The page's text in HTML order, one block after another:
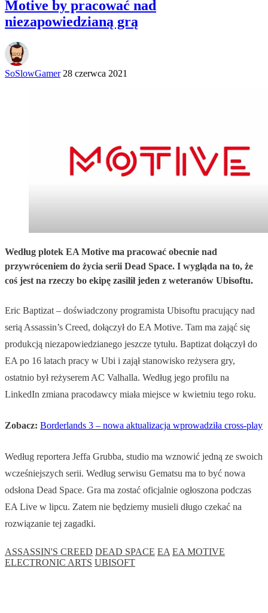
Motive by pracować nad
niezapowiedzianą grą
SoSlowGamer 28 czerwca 2021
Według plotek EA Motive ma pracować obecnie nad
przywróceniem do życia serii Dead Space. I wygląda na to, że
coś jest na rzeczy bo ekipę zasilił jeden z weteranów Ubisoftu.
Eric Baptizat – doświadczony programista Ubisoftu pracujący nad
serią Assassin’s Creed, dołączył do EA Motive. Tam ma zająć się
produkcją niezapowiedzianego jeszcze tytułu. Baptizat dołączył do
EA po 16 latach pracy w Ubi i zajął stanowisko reżysera gry,
ostatnio był reżyserem AC Valhalla. Według jego profilu na
LinkedIn zmiana pracodawcy miała miejsce w kwietniu tego roku.
Zobacz: Borderlands 3 – nowa aktualizacja wprowadziła cross-play
Według reportera Jeffa Grubba, studio ma wznowić jedną ze swoich
wcześniejszych serii. Według serwisu Gematsu ma to być nowa
odsłona Dead Space. Gra ma zostać oficjalnie ogłoszona podczas
EA Live w lipcu. Zatem nie będziemy musieli długo czekać na
rozwiązanie tej zagadki.
ASSASSIN'S CREED DEAD SPACE EA EA MOTIVE
ELECTRONIC ARTS UBISOFT